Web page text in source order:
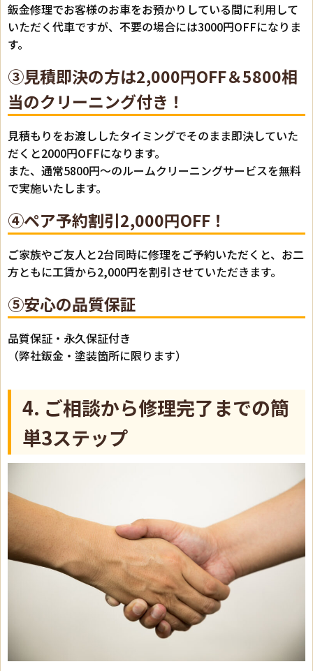
鈑金修理でお客様のお車をお預かりしている間に利用して
いただく代車ですが、不要の場合には3000円OFFになりま
す。
③見積即決の方は2,000円OFF＆5800相
当のクリーニング付き！
見積もりをお渡ししたタイミングでそのまま即決していた
だくと2000円OFFになります。
また、通常5800円～のルームクリーニングサービスを無料
で実施いたします。
④ペア予約割引2,000円OFF！
ご家族やご友人と2台同時に修理をご予約いただくと、お二
方ともに工賃から2,000円を割引させていただきます。
⑤安心の品質保証
品質保証・永久保証付き
（弊社鈑金・塗装箇所に限ります）
4. ご相談から修理完了までの簡
単3ステップ